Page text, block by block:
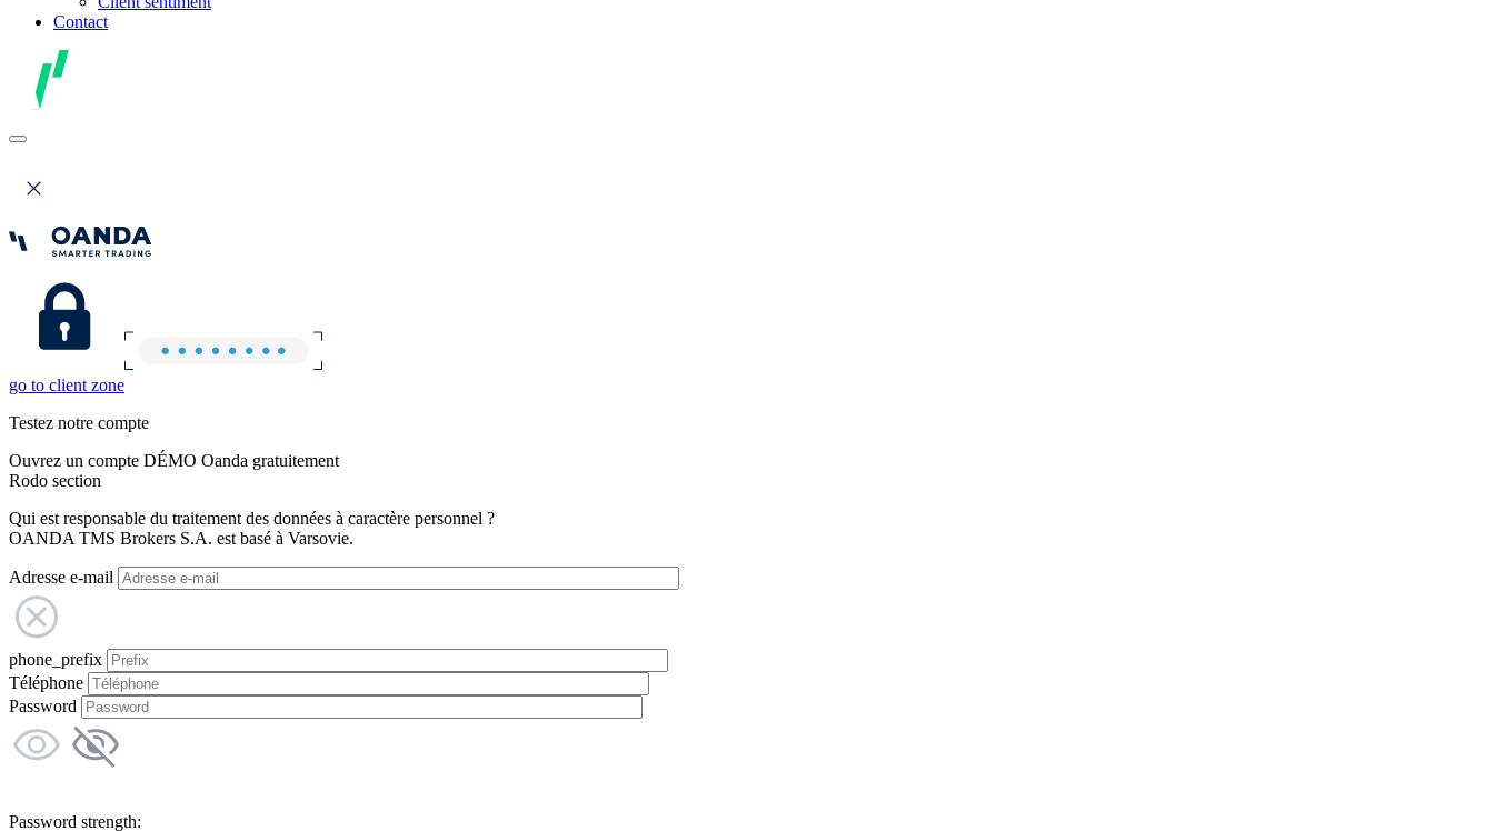
Contact
go to client zone
Testez notre compte
Ouvrez un compte DÉMO Oanda gratuitement
Rodo section
Qui est responsable du traitement des données à caractère personnel ?
OANDA TMS Brokers S.A. est basé à Varsovie.
Adresse e-mail
phone_prefix
Téléphone
Password
Password strength: